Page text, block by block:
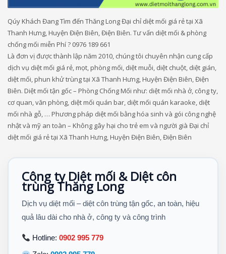
Qúy Khách Đang Tìm đến Thăng Long Đại chỉ diệt mối giá rẻ tại Xã
Thanh Hưng, Huyện Điện Biên, Điện Biên. Tư vấn diệt mối & phòng
chống mối miễn Phí ? 0976 189 661
Là đơn vị được thành lập năm 2010, chúng tôi chuyên nhận cung cấp
dịch vụ diệt mối giá rẻ, mọt, phòng mối, diệt muỗi, diệt chuột, diệt gián,
diệt mối, phun khử trùng tại Xã Thanh Hưng, Huyện Điện Biên, Điện
Biên. Diệt mối tận gốc – Phòng Chống Mối như: diệt mối nhà ở, công ty,
cơ quan, văn phòng, diệt mối quán bar, diệt mối quán karaoke, diệt
mối nhà gỗ, … Phương pháp diệt mối bằng hóa sinh và gói công nghệ
nhật và mỹ an toàn – Không gây hại cho trẻ em và người già Đại chỉ
diệt mối giá rẻ tại Xã Thanh Hưng, Huyện Điện Biên, Điện Biên
Công ty Diệt mối & Diệt côn
trùng Thăng Long
Dịch vụ diệt mối – diệt côn trùng tận gốc, an toàn, hiệu
quả lâu dài cho nhà ở, công ty và công trình
Hotline:0902 995 779